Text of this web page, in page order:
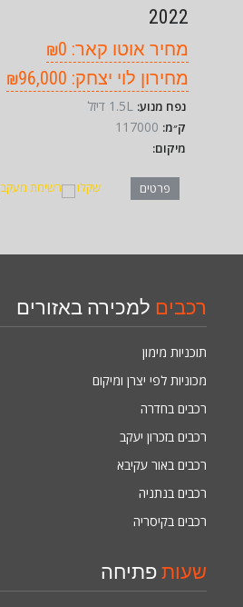
2022
מחיר אוטו קאר: ₪0
מחירון לוי יצחק: ₪96,000
נפח מנוע:
ק״מ:
מיקום:
פרטים שקלו רשימת מעקב
רכבים למכירה באזורים
תוכניות מימון
מכוניות לפי יצרן ומיקום
רכבים בחדרה
רכבים בזכרון יעקב
רכבים באור עקיבא
רכבים בנתניה
רכבים בקיסריה
שעות פתיחה